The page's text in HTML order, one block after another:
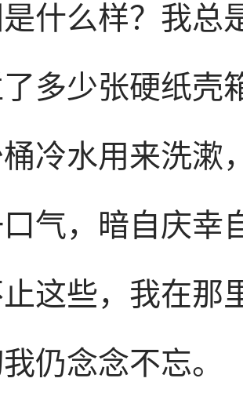
什么样？我总
多少张硬纸壳
冷水用来洗漱
气，暗自庆幸
这些，我在那
仍念念不忘。